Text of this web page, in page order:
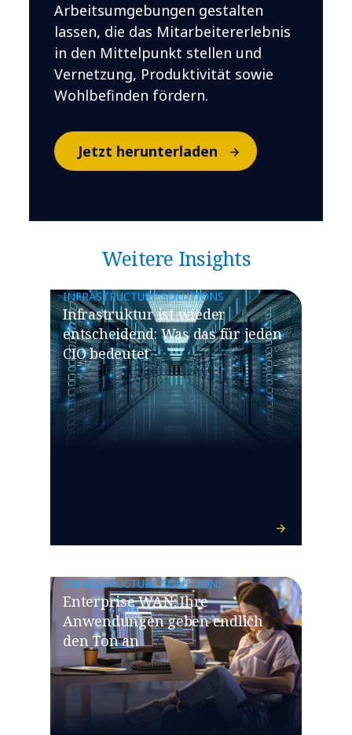
Arbeitsumgebungen gestalten
lassen, die das Mitarbeitererlebnis
in den Mittelpunkt stellen und
Vernetzung, Produktivität sowie
Wohlbefinden fördern.
Jetzt herunterladen
Weitere Insights
INFRASTRUCTURE SOLUTIONS
​​Infrastruktur ist wieder
entscheidend: Was das für jeden
CIO bedeutet​
INFRASTRUCTURE SOLUTIONS
​​Enterprise WAN: Ihre
Anwendungen geben endlich
den Ton an​